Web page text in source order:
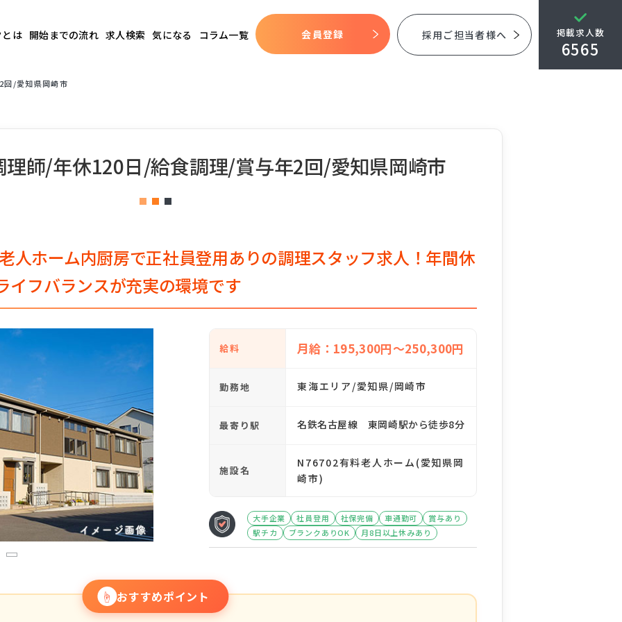
は 開始までの流れ 求人検索 気になる コラム一覧 会員登録 採用ご担当者様へ 掲載求人数
6565
回/愛知県岡崎市
理師/年休120日/給食調理/賞与年2回/愛知県岡崎市
人ホーム内厨房で正社員登用ありの調理スタッフ求人！年間休
イフバランスが充実の環境です
3
給料 月給：195,300円～250,300円
勤務地 東海エリア/愛知県/岡崎市
最寄り駅 名鉄名古屋線 東岡崎駅から徒歩8分
施設名
N76702有料老人ホーム(愛知県岡
崎市)
大手企業 社員登用 社保完備 車通勤可
賞与あり
駅チカ
ブランクありOK 月8日以上休みあり
☝ おすすめポイント